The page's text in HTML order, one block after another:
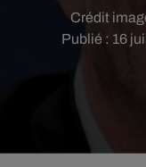
Publié : 16
Crédit